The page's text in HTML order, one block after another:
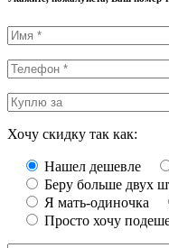
Хочу скидку так как:
Нашел дешевле
Беру больше двух
Я мать-одиночка
Просто хочу